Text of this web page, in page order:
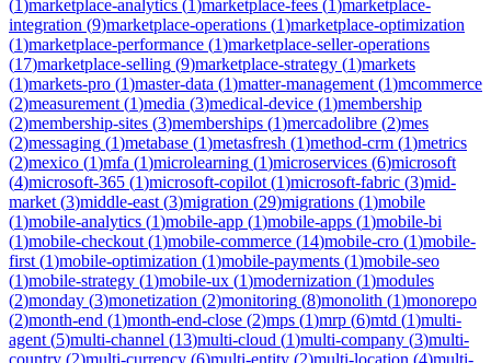
(1)marketplace-analytics (1)marketplace-fees (1)marketplace-
integration (9)marketplace-operations (1)marketplace-optimization
(1)marketplace-performance (1)marketplace-seller-operations
(17)marketplace-selling (9)marketplace-strategy (1)markets
(1)markets-pro (1)master-data (1)matter-management (1)mcommerce
(2)measurement (1)media (3)medical-device (1)membership
(2)membership-sites (3)memberships (1)mercadolibre (2)mes
(2)messaging (1)metabase (1)metasfresh (1)method-crm (1)metrics
(2)mexico (1)mfa (1)microlearning (1)microservices (6)microsoft
(4)microsoft-365 (1)microsoft-copilot (1)microsoft-fabric (3)mid-
market (3)middle-east (3)migration (29)migrations (1)mobile
(1)mobile-analytics (1)mobile-app (1)mobile-apps (1)mobile-bi
(1)mobile-checkout (1)mobile-commerce (14)mobile-cro (1)mobile-
first (1)mobile-optimization (1)mobile-payments (1)mobile-seo
(1)mobile-strategy (1)mobile-ux (1)modernization (1)modules
(2)monday (3)monetization (2)monitoring (8)monolith (1)monorepo
(2)month-end (1)month-end-close (2)mps (1)mrp (6)mtd (1)multi-
agent (5)multi-channel (13)multi-cloud (1)multi-company (3)multi-
country (2)multi-currency (6)multi-entity (2)multi-location (4)multi-